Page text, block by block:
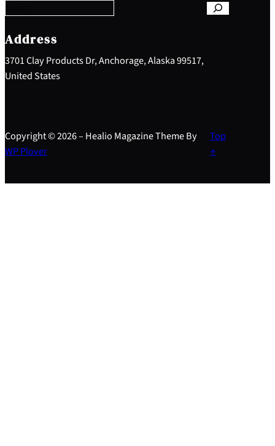
c
h
Address
3701 Clay Products Dr, Anchorage, Alaska 99517,
United States
Copyright © 2026 – Healio Magazine Theme By
WP Plover
Top
↑